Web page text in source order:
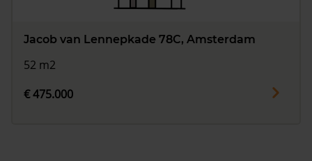
Jacob van Lennepkade 78C, Amsterdam
52 m2
€ 475.000